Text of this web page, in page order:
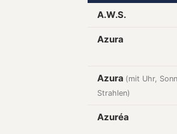
A.W.S.
Azura
Azura (mit Uhr,
Strahlen)
Azuréa